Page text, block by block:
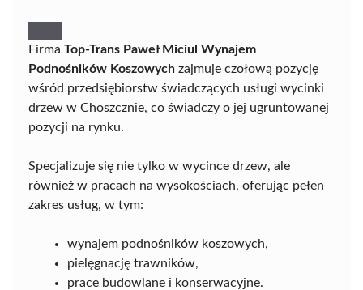
Firma Top-Trans Paweł Miciul Wynajem
Podnośników Koszowych zajmuje czołową pozycję
wśród przedsiębiorstw świadczących usługi wycinki
drzew w Choszcznie, co świadczy o jej ugruntowanej
pozycji na rynku.
Specjalizuje się nie tylko w wycince drzew, ale
również w pracach na wysokościach, oferując pełen
zakres usług, w tym:
wynajem podnośników koszowych,
pielęgnację trawników,
prace budowlane i konserwacyjne.